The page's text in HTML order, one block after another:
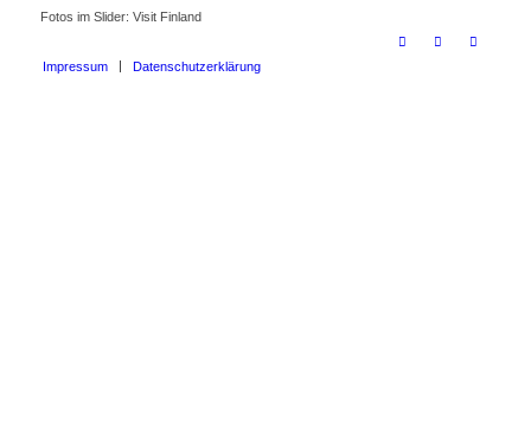
Fotos im Slider: Visit Finland
Impressum Datenschutzerklärung